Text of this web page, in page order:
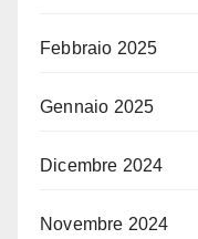
Febbraio 2025
Gennaio 2025
Dicembre 2024
Novembre 2024